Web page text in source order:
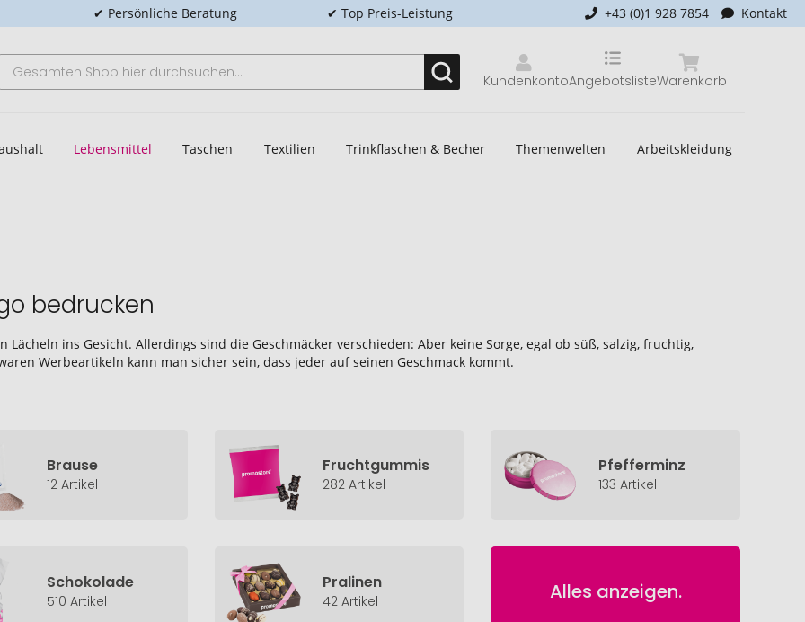
✔ Persönliche Beratung ✔ Top Preis-Leistung +43 (0)1 928 7854 Kontakt
Kundenkonto Warenkorb
Angebotsliste
Lebensmittel Taschen Textilien Trinkflaschen & Becher Themenwelten Arbeitskleidung
bedrucken
ins Gesicht. Allerdings sind die Geschmäcker verschieden: Aber keine Sorge, egal ob süß, salzig, fruchtig,
Werbeartikeln kann man sicher sein, dass jeder auf seinen Geschmack kommt.
Brause
12 Artikel
Fruchtgummis
282 Artikel
Pfefferminz
133 Artikel
Schokolade
510 Artikel
Pralinen
42 Artikel Alles anzeigen.